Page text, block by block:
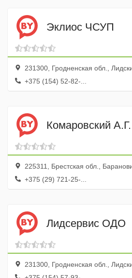
Эклиос ЧСУП
231300, Гродненская обл., Лидский р-н,
+375 (154) 52-82-...
Комаровский
225311, Брестская обл., Барановичский р-н, Малая
+375 (29) 721-25-...
Лидсервис ОДО
231300, Гродненская обл., Лидский р-н,